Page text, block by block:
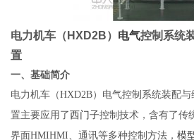
电力机车（HXD2B） 电气控制系统
置
一、基础简介
电力机车（HXD2B）电气控制系统装配
置主要应用了西门子控制技术，含有了传
界面HMIHMI、通讯等多种控制方法，模